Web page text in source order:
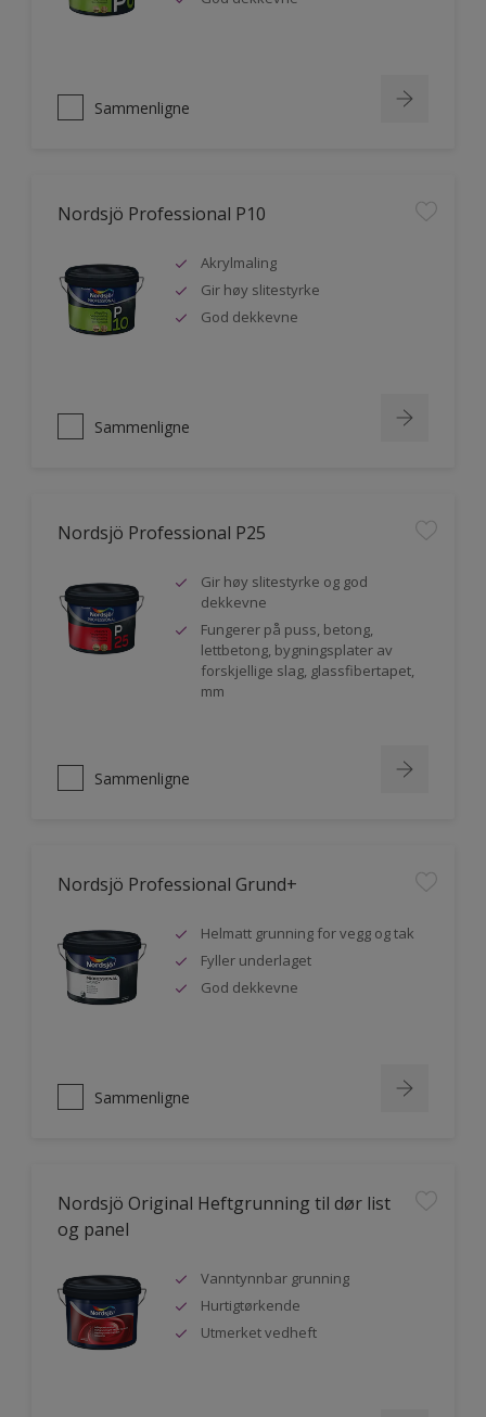
Sammenligne
Nordsjö Professional P10
Akrylmaling
Gir høy slitestyrke
God dekkevne
Sammenligne
Nordsjö Professional P25
Gir høy slitestyrke og god
dekkevne
Fungerer på puss, betong,
lettbetong, bygningsplater av
forskjellige slag, glassfibertapet,
mm
Sammenligne
Nordsjö Professional Grund+
Helmatt grunning for vegg og tak
Fyller underlaget
God dekkevne
Sammenligne
Nordsjö Original Heftgrunning til dør list
og panel
Vanntynnbar grunning
Hurtigtørkende
Utmerket vedheft